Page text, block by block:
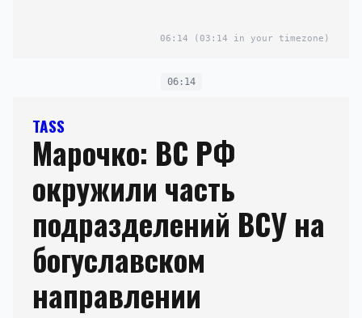
06:14 (03:14 in your timezone)
06:14
TASS
Марочко: ВС РФ
окружили часть
подразделений ВСУ на
богуславском
направлении